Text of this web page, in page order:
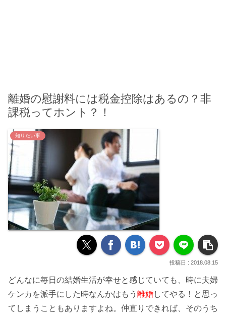
離婚の慰謝料には税金控除はあるの？非
課税ってホント？！
知りたい事
2018.08.15
どんなに毎日の結婚生活が幸せと感じていても、時に夫婦
ケンカを派手にした時なんかはもう 離婚してやる！と思っ
てしまうこともありますよね。 仲直り できれば、そのうち